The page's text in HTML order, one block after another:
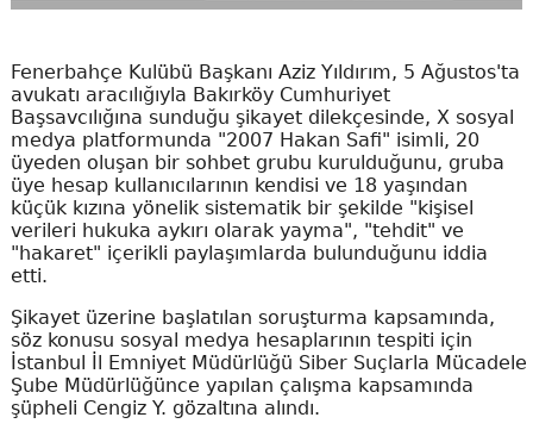
Fenerbahçe Kulübü Başkanı Aziz Yıldırım, 5 Ağustos'ta
avukatı aracılığıyla Bakırköy Cumhuriyet
Başsavcılığına sunduğu şikayet dilekçesinde, X sosyal
medya platformunda "2007 Hakan Safi" isimli, 20
üyeden oluşan bir sohbet grubu kurulduğunu, gruba
üye hesap kullanıcılarının kendisi ve 18 yaşından
küçük kızına yönelik sistematik bir şekilde "kişisel
verileri hukuka aykırı olarak yayma", "tehdit" ve
"hakaret" içerikli paylaşımlarda bulunduğunu iddia
etti.
Şikayet üzerine başlatılan soruşturma kapsamında,
söz konusu sosyal medya hesaplarının tespiti için
İstanbul İl Emniyet Müdürlüğü Siber Suçlarla Mücadele
Şube Müdürlüğünce yapılan çalışma kapsamında
şüpheli Cengiz Y. gözaltına alındı.